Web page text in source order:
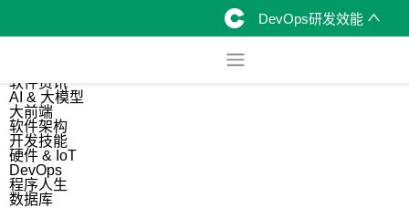
DevOps研发效能
软件资讯
AI & 大模型
大前端
软件架构
开发技能
硬件 & IoT
DevOps
程序人生
数据库